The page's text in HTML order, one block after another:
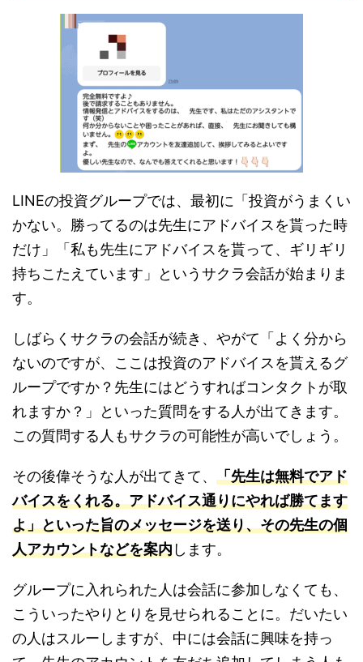
LINEの投資グループでは、最初に「投資がうまくい
かない。勝ってるのは先生にアドバイスを貰った時
だけ」「私も先生にアドバイスを貰って、ギリギリ
持ちこたえています」というサクラ会話が始まりま
す。
しばらくサクラの会話が続き、やがて「よく分から
ないのですが、ここは投資のアドバイスを貰えるグ
ループですか？先生にはどうすればコンタクトが取
れますか？」といった質問をする人が出てきます。
この質問する人もサクラの可能性が高いでしょう。
その後偉そうな人が出てきて、 「先生は無料でアド
バイスをくれる。アドバイス通りにやれば勝てます
よ」といった旨のメッセージを送り、その先生の個
人アカウントなどを案内します。
グループに入れられた人は会話に参加しなくても、
こういったやりとりを見せられることに。だいたい
の人はスルーしますが、中には会話に興味を持っ